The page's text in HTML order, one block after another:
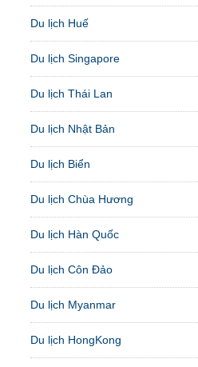
Du lịch Huế
Du lịch Singapore
Du lịch Thái Lan
Du lịch Nhật Bản
Du lịch Biển
Du lịch Chùa Hương
Du lịch Hàn Quốc
Du lịch Côn Đảo
Du lịch Myanmar
Du lịch HongKong